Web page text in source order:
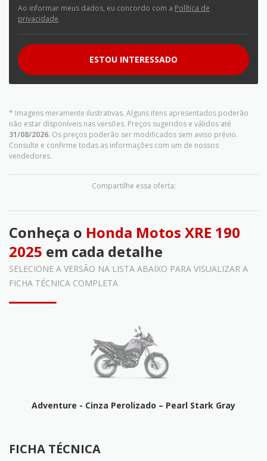
* Imagens meramente ilustrativas. Alguns itens apresentados poderão
não estar disponíveis nas versões. Preços sugeridos e válidos até
31/08/2026. Os preços poderão ser modificados sem aviso prévio.
Consulte e confirme todas as informações com um de nossos
vendedores.
Compartilhe essa oferta:
Ao informar meus dados, eu concordo com a Política de
privacidade.
ESTOU INTERESSADO
Conheça o Honda Motos XRE 190
2025 em cada detalhe
SELECIONE A VERSÃO NA LISTA ABAIXO PARA VISUALIZAR A
FICHA TÉCNICA COMPLETA
Adventure - Cinza Perolizado – Pearl Stark Gray
FICHA TÉCNICA